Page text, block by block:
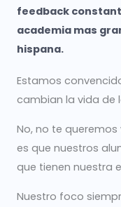
feedback
academia mas
hispana.
Estamos
cambian la vida de
No, no te queremos
es que nuestros
que tienen nuestra
Nuestro foco